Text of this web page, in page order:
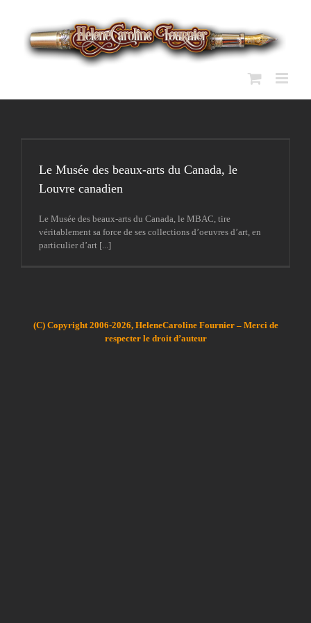
contenu
Le Musée des beaux-arts du Canada, le
Louvre canadien
Le Musée des beaux-arts du Canada, le MBAC, tire
véritablement sa force de ses collections d’oeuvres d’art, en
particulier d’art [...]
(C) Copyright 2006-2026, HeleneCaroline Fournier – Merci de
respecter le droit d’auteur